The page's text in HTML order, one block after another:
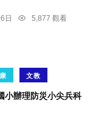
日
5,877 觀看
文教
小辦理防災小尖兵科